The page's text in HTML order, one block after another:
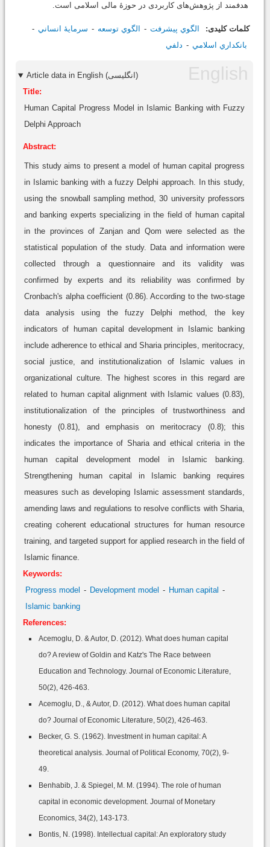
هدفمند از پژوهش‌های کاربردی در حوزۀ مالی اسلامی است.
کلمات کلیدی: الگوي پيشرفت الگوي توسعه
سرمايۀ انساني
بانکداري اسلامي
دلفي
Article data in English (انگلیسی)
Title:
Human Capital Progress Model in Islamic Banking with Fuzzy
Delphi Approach
Abstract:
This study aims to present a model of human capital progress
in Islamic banking with a fuzzy Delphi approach. In this study,
using the snowball sampling method, 30 university professors
and banking experts specializing in the field of human capital
in the provinces of Zanjan and Qom were selected as the
statistical population of the study. Data and information were
collected through a questionnaire and its validity was
confirmed by experts and its reliability was confirmed by
Cronbach's alpha coefficient (0.86). According to the two-stage
data analysis using the fuzzy Delphi method, the key
indicators of human capital development in Islamic banking
include adherence to ethical and Sharia principles, meritocracy,
social justice, and institutionalization of Islamic values in
organizational culture. The highest scores in this regard are
related to human capital alignment with Islamic values (0.83),
institutionalization of the principles of trustworthiness and
honesty (0.81), and emphasis on meritocracy (0.8); this
indicates the importance of Sharia and ethical criteria in the
human capital development model in Islamic banking.
Strengthening human capital in Islamic banking requires
measures such as developing Islamic assessment standards,
amending laws and regulations to resolve conflicts with Sharia,
creating coherent educational structures for human resource
training, and targeted support for applied research in the field of
Islamic finance.
Keywords:
Progress model
Development model
Human capital
Islamic banking
References:
Acemoglu, D. & Autor, D. (2012). What does human capital
do? A review of Goldin and Katz's The Race between
Education and Technology. Journal of Economic Literature,
50(2), 426-463.
Acemoglu, D., & Autor, D. (2012). What does human capital
do? Journal of Economic Literature, 50(2), 426-463.
Becker, G. S. (1962). Investment in human capital: A
theoretical analysis. Journal of Political Economy, 70(2), 9-
49.
Benhabib, J. & Spiegel, M. M. (1994). The role of human
capital in economic development. Journal of Monetary
Economics, 34(2), 143-173.
Bontis, N. (1998). Intellectual capital: An exploratory study